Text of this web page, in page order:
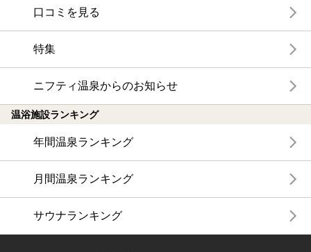
口コミを見る
特集
ニフティ温泉からのお知らせ
温浴施設ランキング
年間温泉ランキング
月間温泉ランキング
サウナランキング